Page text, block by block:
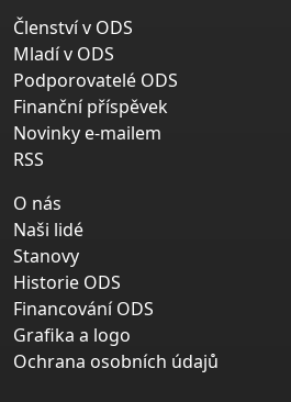
Členství v ODS
Mladí v ODS
Podporovatelé ODS
Finanční příspěvek
Novinky e-mailem
RSS
O nás
Naši lidé
Stanovy
Historie ODS
Financování ODS
Grafika a logo
Ochrana osobních údajů